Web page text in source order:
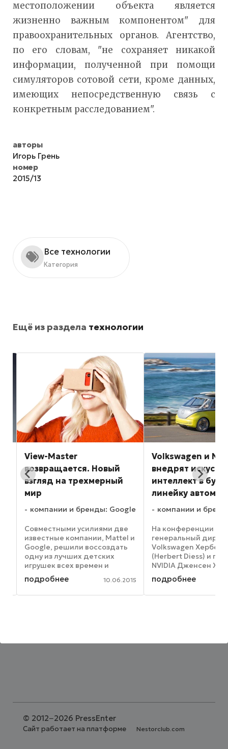
местоположении объекта является
жизненно важным компонентом" для
правоохранительных органов. Агентство,
по его словам, "не сохраняет никакой
информации, полученной при помощи
симуляторов сотовой сети, кроме данных,
имеющих непосредственную связь с
конкретным расследованием".
авторы
Игорь Грень
номер
2015/13
Все технологии
Категория
Ещё из раздела технологии
View-Master
возвращается. Новый
взгляд на трехмерный
мир
компании и бренды: Google
Совместными усилиями две
известные компании, Mattel и
Google, решили воссоздать
одну из лучших детских
игрушек всех времен и
народов. Используя идею,
основанную на Google
Cardboard, новый View-Master
подробнее 10.06.2015
Volkswagen и
внедрят
интеллект в
линейку
компании и
На конференции
генеральный
Volkswagen
(Herbert Diess) и
NVIDIA Дженсен
Huang) рассказали
искусственный
(ИИ) меняет
подробнее
© 2012−2026 PressEnter
Сайт работает на платформе Nestorclub.com